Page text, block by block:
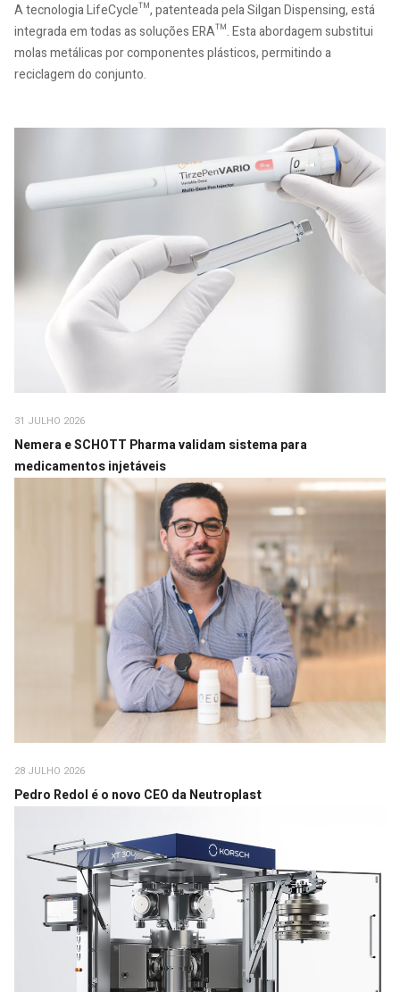
A tecnologia LifeCycle™, patenteada pela Silgan Dispensing, está
integrada em todas as soluções ERA™. Esta abordagem substitui
molas metálicas por componentes plásticos, permitindo a
reciclagem do conjunto.
31 JULHO 2026
Nemera e SCHOTT Pharma validam sistema para
medicamentos injetáveis
28 JULHO 2026
Pedro Redol é o novo CEO da Neutroplast